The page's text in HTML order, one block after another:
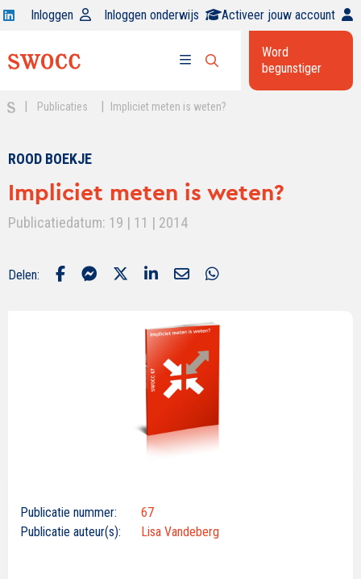
Open
op
Inloggen Inloggen onderwijs Activeer jouw account
menu
Open
zoekbalk
Word
begunstiger
Publicaties Impliciet meten is weten?
ROOD BOEKJE
Impliciet meten is weten?
Publicatiedatum: 19 | 11 | 2014
Delen:
Publicatie nummer:
67
Publicatie auteur(s):
Lisa Vandeberg